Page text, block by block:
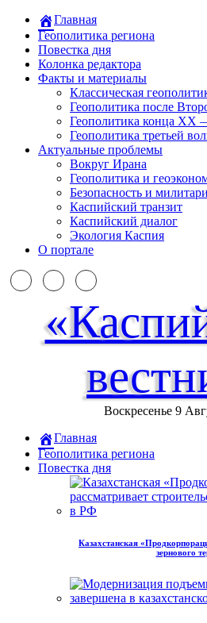
Главная
Геополитика региона
Повестка дня
Колонка редактора
Факты и материалы
Классическая
Геополитика после
Геополитика конца XX
Геополитика третьей
Актуальные проблемы
Вокруг Ирана
Геополитика и
Безопасность и
Каспийский транзит
Каспийский диалог
Экология Каспия
О портале
Воскресенье 9
Главная
Геополитика региона
Повестка дня
Казахстанская
зернового